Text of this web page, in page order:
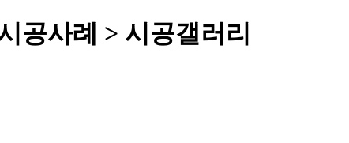
공사례 > 시공갤러리